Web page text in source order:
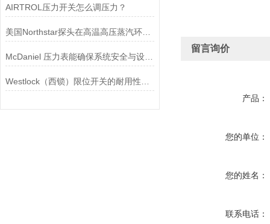
AIRTROL压力开关怎么调压力？
美国Northstar探头在高温高压蒸汽环境下的液位测量可靠性
McDaniel 压力表能确保系统安全与设备寿命延长
留言询价
产品：
您的单位：
您的姓名：
联系电话：